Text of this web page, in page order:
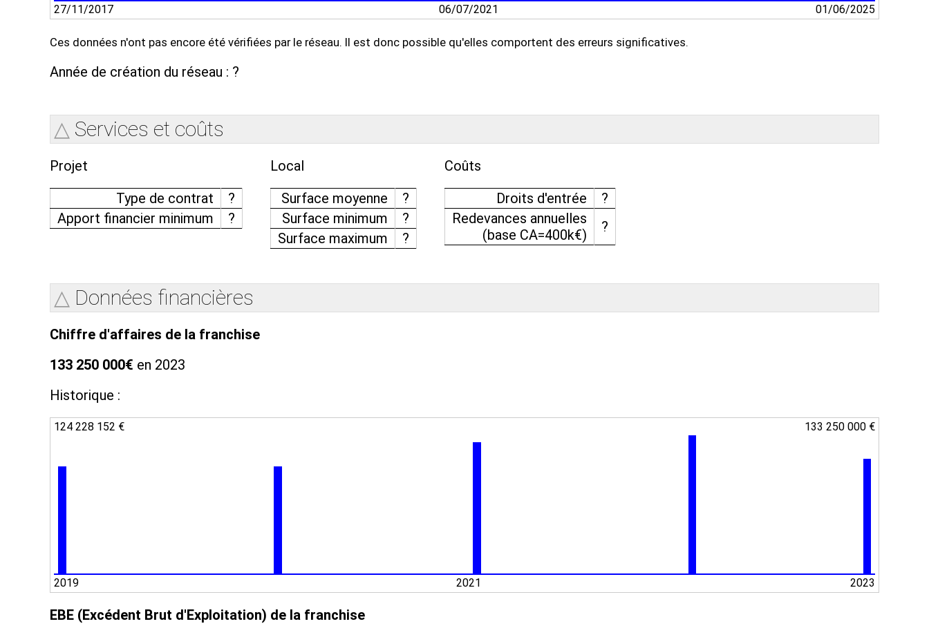
27/11/2017 06/07/2021 01/06/2025
Ces données n'ont pas encore été vérifiées par le réseau. Il est donc possible qu'elles comportent des erreurs significatives.
Année de création du réseau : ?
Services et coûts
Projet
Type de contrat
?
Apport financier minimum
?
Local
Surface moyenne
?
Surface minimum
?
Surface maximum
?
Coûts
Droits d'entrée
?
Redevances annuelles
(base CA=400k€)
?
Données financières
Chiffre d'affaires de la franchise
133 250 000€ en 2023
Historique :
124 228 152 € 133 250 000 €
2019 2021 2023
EBE (Excédent Brut d'Exploitation) de la franchise